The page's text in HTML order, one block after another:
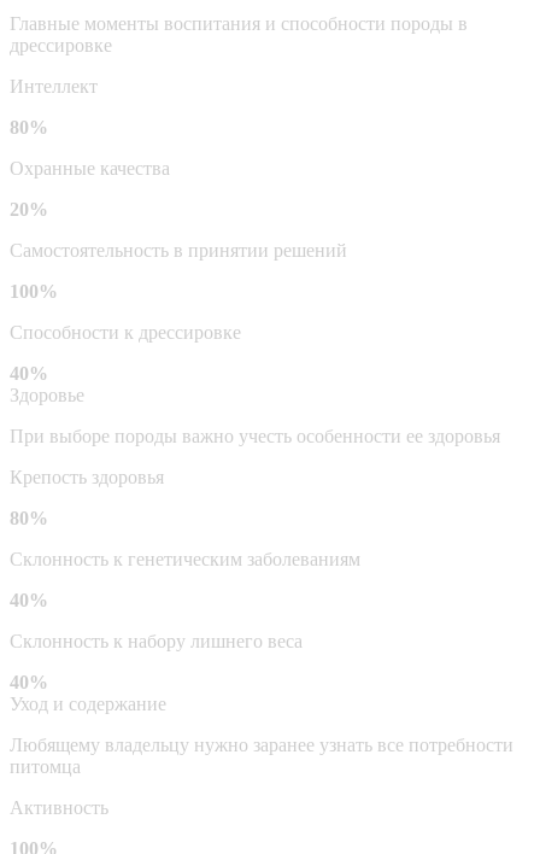
Главные моменты воспитания и способности породы в
дрессировке
Интеллект
80%
Охранные качества
20%
Самостоятельность в принятии решений
100%
Способности к дрессировке
40%
Здоровье
При выборе породы важно учесть особенности ее здоровья
Крепость здоровья
80%
Склонность к генетическим заболеваниям
40%
Склонность к набору лишнего веса
40%
Уход и содержание
Любящему владельцу нужно заранее узнать все потребности
питомца
Активность
100%